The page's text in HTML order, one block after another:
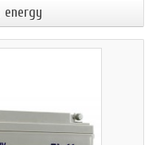
energy